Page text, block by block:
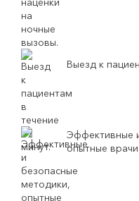
Выезд к
Эффективные
опытные